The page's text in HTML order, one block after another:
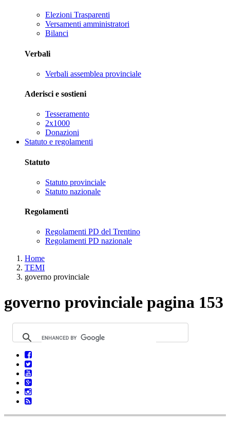
Elezioni Trasparenti
Versamenti amministratori
Bilanci
Verbali
Verbali assemblea provinciale
Aderisci e sostieni
Tesseramento
2x1000
Donazioni
Statuto e regolamenti
Statuto
Statuto provinciale
Statuto nazionale
Regolamenti
Regolamenti PD del Trentino
Regolamenti PD nazionale
Home
TEMI
governo provinciale
governo provinciale pagina 153